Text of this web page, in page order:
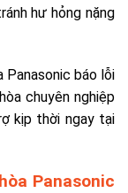
hư hỏng nặng
Panasonic báo lỗi
chuyên nghiệp
kịp thời ngay tại
Panasonic